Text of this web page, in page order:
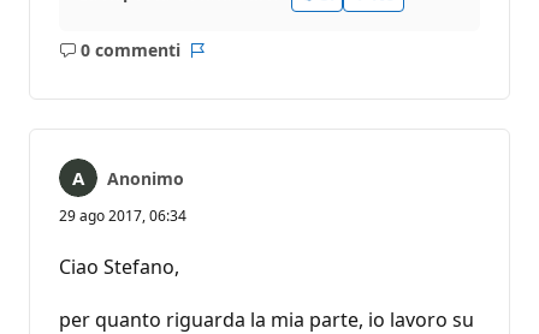
0 commenti
Nessun
Anonimo
29 ago 2017, 06:34
Ciao Stefano,
per quanto riguarda la mia parte, io lavoro su